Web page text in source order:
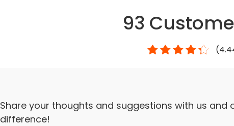
Blog
93
(
Share your thoughts and suggestions with us and
difference!